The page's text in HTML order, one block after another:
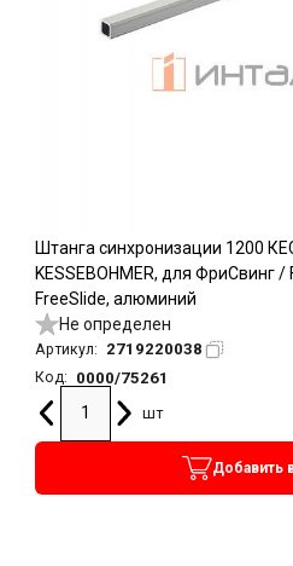
Штанга синхронизации 1200
KESSEBOHMER, для ФриСвинг
FreeSlide, алюминий
Не определен
Артикул: 2719220038
Код:
0000/75261
шт
Добавить